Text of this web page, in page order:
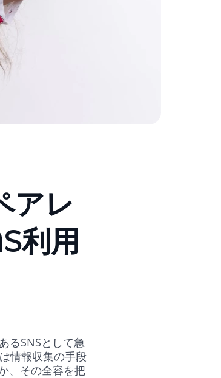
アレ
利用
るSNSとして急
情報収集の手段
、その全容を把